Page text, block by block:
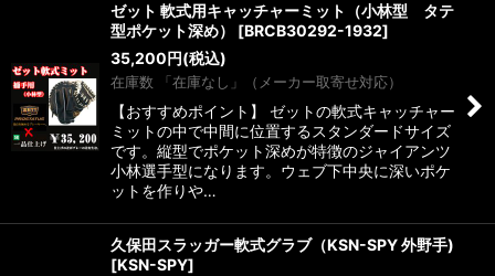
ゼット 軟式用キャッチャーミット（小林型 タテ
型ポケット深め）
[BRCB30292-1932]
35,200円(税込)
在庫数 「在庫なし」（メーカー取寄せ対応）
【おすすめポイント】 ゼットの軟式キャッチャー
ミットの中で中間に位置するスタンダードサイズ
です。縦型でポケット深めが特徴のジャイアンツ
小林選手型になります。ウェブ下中央に深いポケ
ットを作りや…
久保田スラッガー軟式グラブ（KSN-SPY 外野手)
[KSN-SPY]